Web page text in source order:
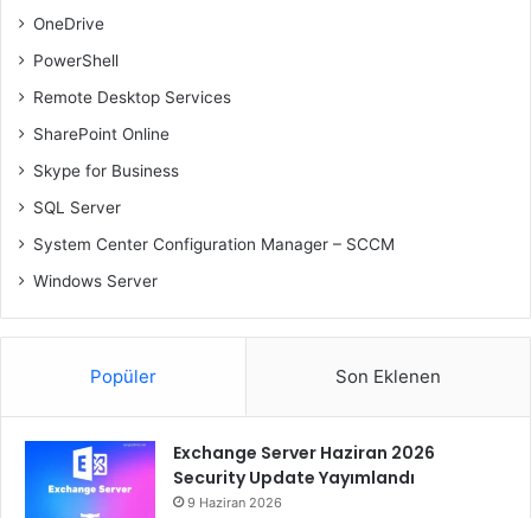
OneDrive
PowerShell
Remote Desktop Services
SharePoint Online
Skype for Business
SQL Server
System Center Configuration Manager – SCCM
Windows Server
Popüler Son Eklenen
Exchange Server Haziran 2026
Security Update Yayımlandı
9 Haziran 2026